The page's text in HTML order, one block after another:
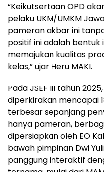
“Keikutsertaan OPD
pelaku UKM/UMKM
pameran akbar ini
positif ini adalah
memajukan kualitas
kelas,” ujar Heru MAKI.
Pada JSEF III tahun
diperkirakan mencapai
terbesar sepanjang
hanya pameran,
dipersiapkan oleh EO
bawah pimpinan Dwi
panggung interaktif